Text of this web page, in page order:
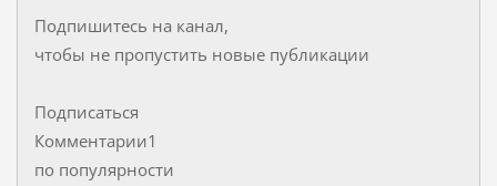
Подпишитесь на канал,
чтобы не пропустить новые публикации
Подписаться
Комментарии1
по популярности